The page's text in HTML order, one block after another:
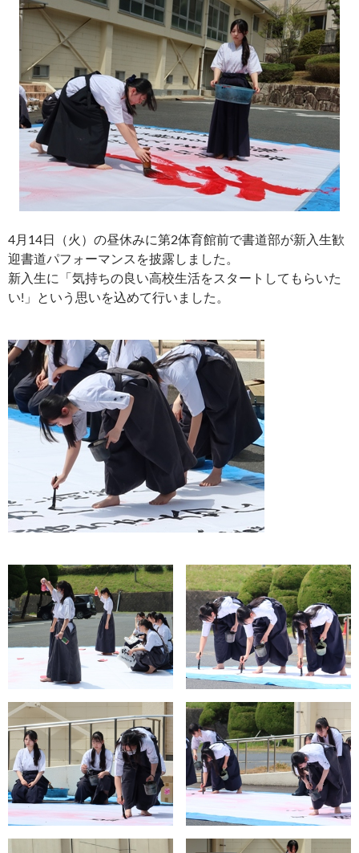
4月14日（火）の昼休みに第2体育館前で書道部が新入生歓
迎書道パフォーマンスを披露しました。
新入生に「気持ちの良い高校生活をスタートしてもらいた
い!」という思いを込めて行いました。